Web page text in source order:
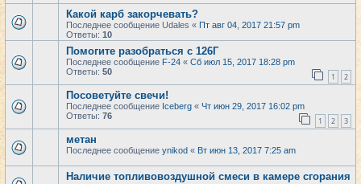
Какой карб закорчевать?
Последнее сообщение Udales « Пт авг 04, 2017 21:57 pm
Ответы: 10
Помогите разобраться с 126Г
Последнее сообщение F-24 « Сб июл 15, 2017 18:28 pm
Ответы: 50 1 2
Посоветуйте свечи!
Последнее сообщение Iceberg « Чт июн 29, 2017 16:02 pm
Ответы: 76 1 2 3
метан
Последнее сообщение ynikod « Вт июн 13, 2017 7:25 am
Наличие топливовоздушной смеси в камере сгорания